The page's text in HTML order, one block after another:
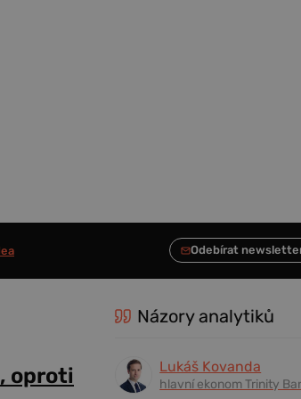
oproti
Názory analytiků
Lukáš Kovanda
hlavní ekonom Trinity